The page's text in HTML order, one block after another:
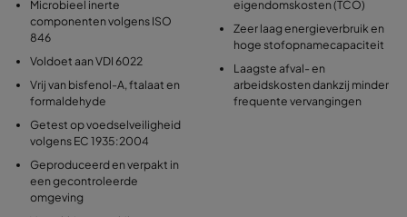
Microbieel inerte
componenten volgens ISO
846
Voldoet aan VDI 6022
Vrij van bisfenol-A, ftalaat en
formaldehyde
Getest op voedselveiligheid
volgens EC 1935:2004
Geproduceerd en verpakt in
een gecontroleerde
omgeving
eigendomskosten (TCO)
Zeer laag energieverbruik en
hoge stofopnamecapaciteit
Laagste afval- en
arbeidskosten dankzij minder
frequente vervangingen